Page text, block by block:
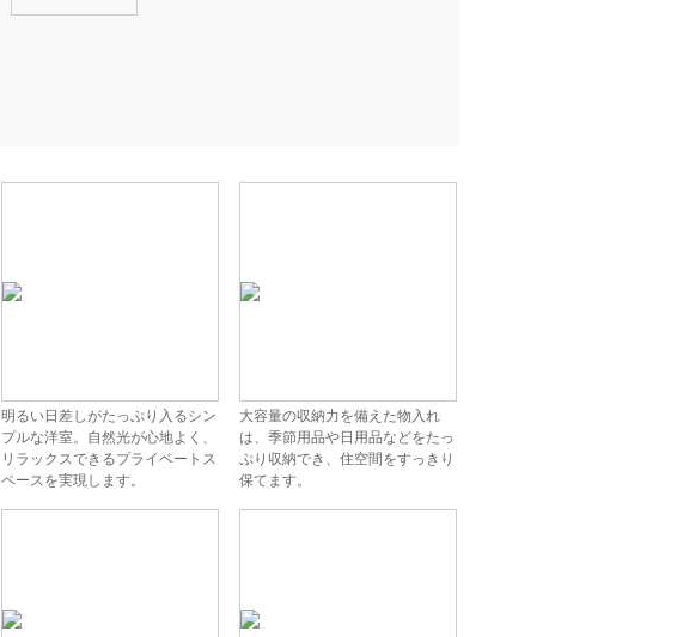
明るい日差しがたっぷり入るシン
プルな洋室。自然光が心地よく、
リラックスできるプライベートス
ペースを実現します。
大容量の収納力を備えた物入れ
は、季節用品や日用品などをたっ
ぷり収納でき、住空間をすっきり
保てます。